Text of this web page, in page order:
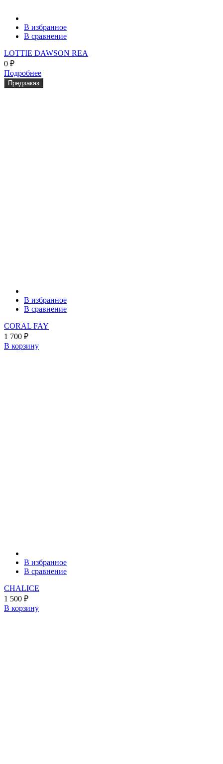
В избранное
В сравнение
LOTTIE DAWSON REA
0 ₽
Подробнее
Предзаказ
В избранное
В сравнение
CORAL FAY
1 700 ₽
В корзину
В избранное
В сравнение
CHALICE
1 500 ₽
В корзину